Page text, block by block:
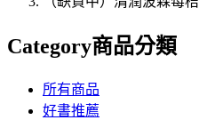
Category商品分類
所有商品
好書推薦